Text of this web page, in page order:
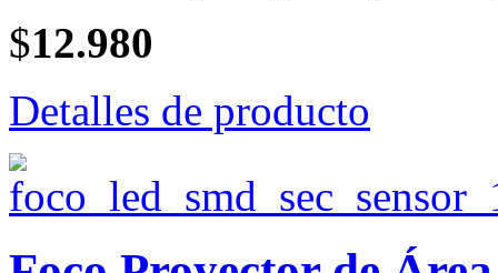
$12.980
Detalles de producto